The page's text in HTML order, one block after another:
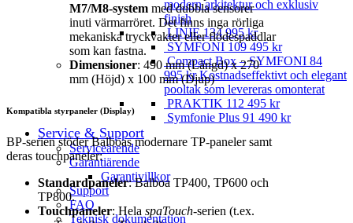
modern arkitektur och exklusiv
finish
LINIE 134 995kr
SYMFONI 109 495 kr
Compact Box – SYMFONI 84
995kr Kostnadseffektivt och elegant
pooltak som levereras omonterat
PRAKTIK 112 495 kr
Symfonie Plus 91 490 kr
Service & Support
Serviceärende
Garantiärende
Garantivillkor
Support
FAQ
Teknisk dokumentation
M7/M8-system med dubbla sensorer
inuti värmarröret. Det finns inga rörliga
mekaniska tryckvakter eller flödespaddlar
som kan fastna.
Dimensioner: 490 mm (Längd) x 270
mm (Höjd) x 100 mm (Djup)
Kompatibla styrpaneler (Display)
BP-serien stöder Balboas modernare TP-paneler samt
deras touchpaneler:
Standardpaneler:Balboa TP400, TP600 och
TP800.
Touchpaneler: Hela spaTouch-serien (t.ex.